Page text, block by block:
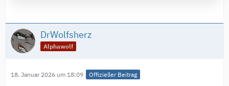
DrWolfsherz
Alphawolf
18. Januar 2026 um 18:09 Offizieller Beitrag